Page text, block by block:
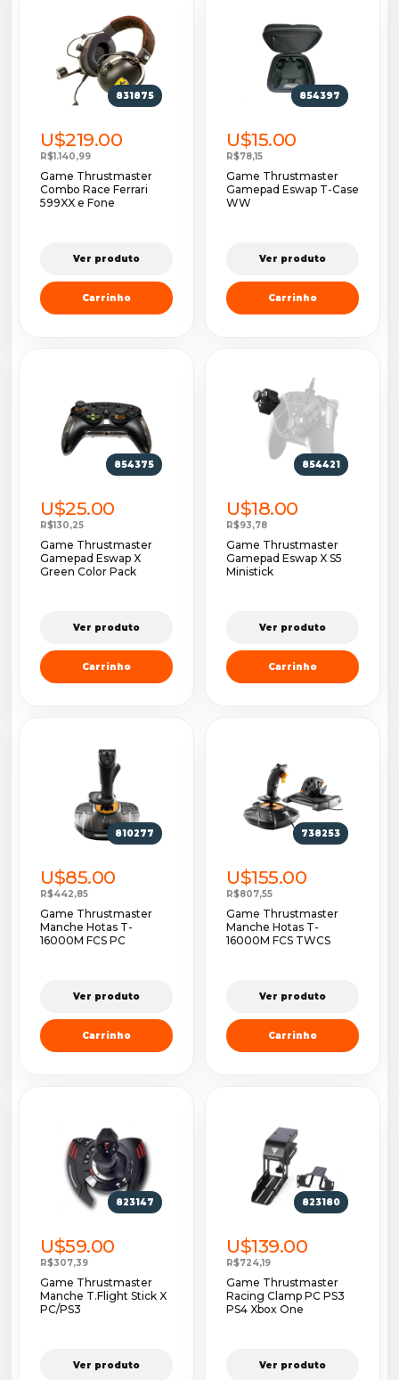
831875
U$219.00
R$1.140,99
Game Thrustmaster
Combo Race Ferrari
599XX e Fone
Ver produto
Carrinho
854397
U$15.00
R$78,15
Game Thrustmaster
Gamepad Eswap T-Case
WW
Ver produto
Carrinho
854375
U$25.00
R$130,25
Game Thrustmaster
Gamepad Eswap X
Green Color Pack
Ver produto
Carrinho
854421
U$18.00
R$93,78
Game Thrustmaster
Gamepad Eswap X S5
Ministick
Ver produto
Carrinho
810277
U$85.00
R$442,85
Game Thrustmaster
Manche Hotas T-
16000M FCS PC
Ver produto
Carrinho
738253
U$155.00
R$807,55
Game Thrustmaster
Manche Hotas T-
16000M FCS TWCS
Ver produto
Carrinho
823147
U$59.00
R$307,39
Game Thrustmaster
Manche T.Flight Stick X
PC/PS3
Ver produto
823180
U$139.00
R$724,19
Game Thrustmaster
Racing Clamp PC PS3
PS4 Xbox One
Ver produto